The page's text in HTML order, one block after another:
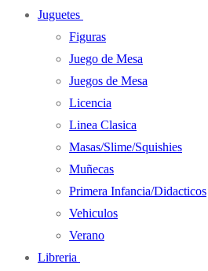
Juguetes
Figuras
Juego de Mesa
Juegos de Mesa
Licencia
Linea Clasica
Masas/Slime/Squishies
Muñecas
Primera Infancia/Didacticos
Vehiculos
Verano
Libreria